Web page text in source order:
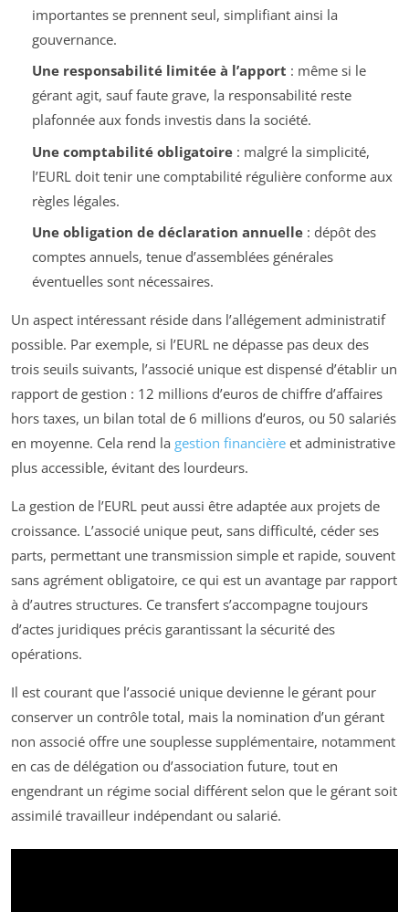
importantes se prennent seul, simplifiant ainsi la
gouvernance.
Une responsabilité limitée à l’apport : même si le
gérant agit, sauf faute grave, la responsabilité reste
plafonnée aux fonds investis dans la société.
Une comptabilité obligatoire: malgré la simplicité,
l’EURL doit tenir une comptabilité régulière conforme aux
règles légales.
Une obligation de déclaration annuelle: dépôt des
comptes annuels, tenue d’assemblées générales
éventuelles sont nécessaires.
Un aspect intéressant réside dans l’allégement administratif
possible. Par exemple, si l’EURL ne dépasse pas deux des
trois seuils suivants, l’associé unique est dispensé d’établir un
rapport de gestion : 12 millions d’euros de chiffre d’affaires
hors taxes, un bilan total de 6 millions d’euros, ou 50 salariés
en moyenne. Cela rend la gestion financière et administrative
plus accessible, évitant des lourdeurs.
La gestion de l’EURL peut aussi être adaptée aux projets de
croissance. L’associé unique peut, sans difficulté, céder ses
parts, permettant une transmission simple et rapide, souvent
sans agrément obligatoire, ce qui est un avantage par rapport
à d’autres structures. Ce transfert s’accompagne toujours
d’actes juridiques précis garantissant la sécurité des
opérations.
Il est courant que l’associé unique devienne le gérant pour
conserver un contrôle total, mais la nomination d’un gérant
non associé offre une souplesse supplémentaire, notamment
en cas de délégation ou d’association future, tout en
engendrant un régime social différent selon que le gérant soit
assimilé travailleur indépendant ou salarié.